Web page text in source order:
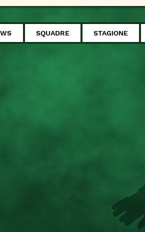
SQUADRE STAGIONE